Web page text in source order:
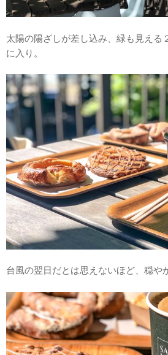
太陽の陽ざしが差し込み、緑も見える
に入り。
台風の翌日だとは思えないほど、穏や